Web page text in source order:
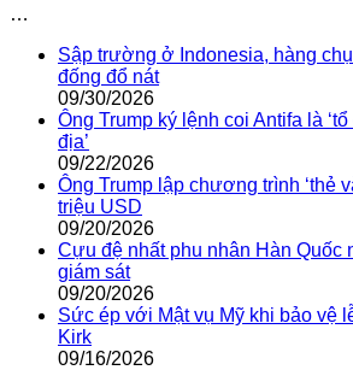
…
Sập trường ở Indonesia, hàng
đống đổ nát
09/30/2026
Ông Trump ký lệnh coi Antifa là
địa’
09/22/2026
Ông Trump lập chương trình ‘thẻ
triệu USD
09/20/2026
Cựu đệ nhất phu nhân Hàn Quốc
giám sát
09/20/2026
Sức ép với Mật vụ Mỹ khi bảo vệ
Kirk
09/16/2026